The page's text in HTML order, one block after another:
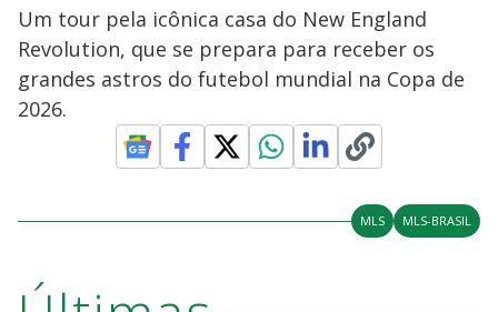
Um tour pela icônica casa do New England
Revolution, que se prepara para receber os
grandes astros do futebol mundial na Copa de
2026.
MLS MLS-BRASIL